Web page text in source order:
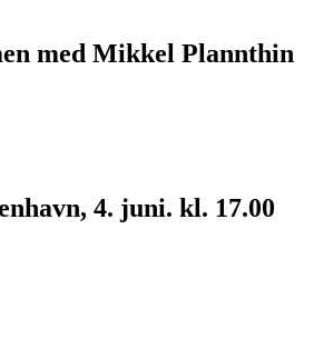
med Mikkel Plannthin
4. juni. kl. 17.00